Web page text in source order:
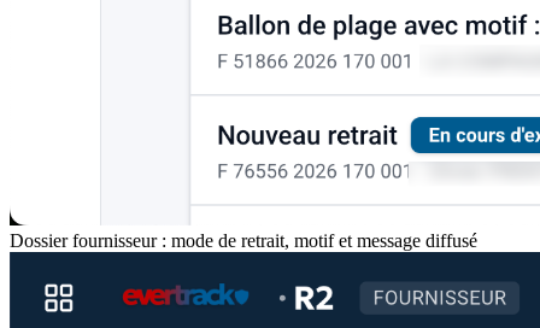
Dossier fournisseur : mode de retrait, motif et message diffusé